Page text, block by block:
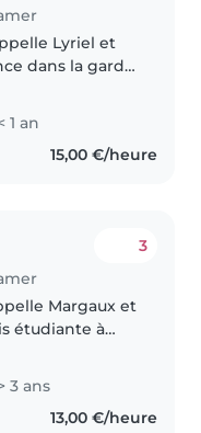
Lyriel et
dans la garde
environnement
1 an
15,00 €/heure
3
Margaux et
étudiante à
et j'ai des
et
à avoir..
3 ans
13,00 €/heure